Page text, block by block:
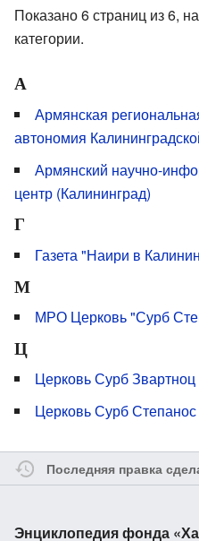
Показано 6 страниц из 6,
категории.
А
Армянская
автономия
Армянский научно-
центр (Калининград)
Г
Газета "Наири в
М
МРО Церковь "Сурб
Ц
Церковь Сурб Звартноц
Церковь Сурб
Последняя правка
Энциклопедия фонда